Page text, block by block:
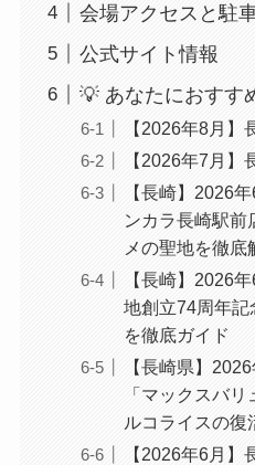
会場アクセスと駐
公式サイト情報
💡 あなたにおすす
【2026年8月
【2026年7月
【長崎】2026
ンカラ長崎駅前
メの聖地を徹底
【長崎】2026
地創立74周年
を徹底ガイド
【長崎県】
「マックスバ
ルコライスの復
【2026年6月